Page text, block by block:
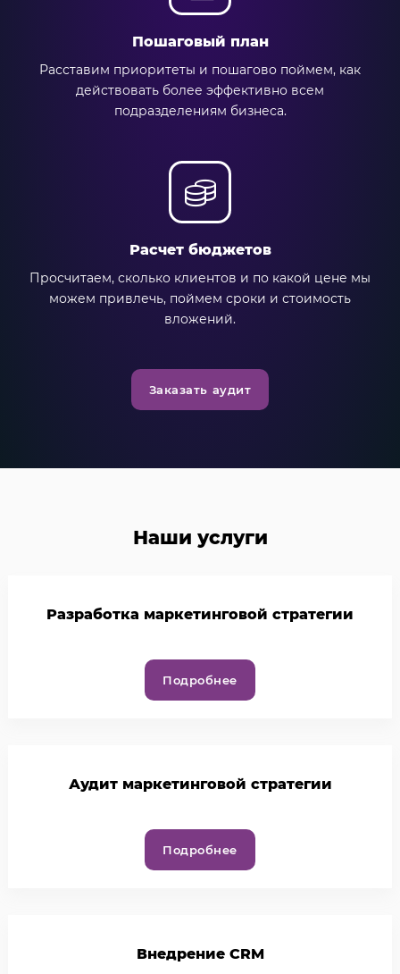
Пошаговый план
Расставим приоритеты и пошагово поймем, как
действовать более эффективно всем
подразделениям бизнеса.
Расчет бюджетов
Просчитаем, сколько клиентов и по какой цене мы
можем привлечь, поймем сроки и стоимость
вложений.
Заказать аудит
Наши услуги
Разработка маркетинговой стратегии
Подробнее
Аудит маркетинговой стратегии
Подробнее
Внедрение CRM